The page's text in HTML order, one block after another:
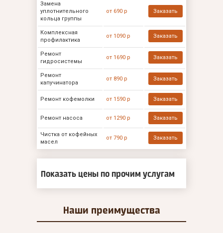
Замена
уплотнительного
кольца группы
от 690 р Заказать
Комплексная
профилактика
от 1090 р Заказать
Ремонт
гидросистемы
от 1690 р Заказать
Ремонт
капучинатора
от 890 р Заказать
Ремонт кофемолки от 1590 р Заказать
Ремонт насоса от 1290 р Заказать
Чистка от кофейных
масел
от 790 р Заказать
Показать цены по прочим услугам
Наши преимущества